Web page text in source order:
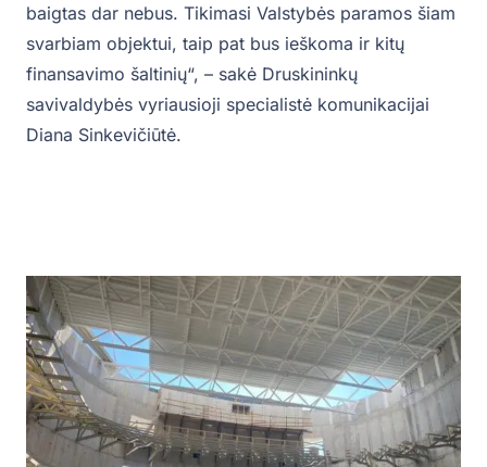
baigtas dar nebus. Tikimasi Valstybės paramos šiam
svarbiam objektui, taip pat bus ieškoma ir kitų
finansavimo šaltinių“, – sakė Druskininkų
savivaldybės vyriausioji specialistė komunikacijai
Diana Sinkevičiūtė.